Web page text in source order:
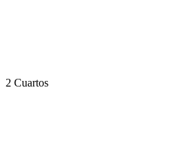
2 Cuartos